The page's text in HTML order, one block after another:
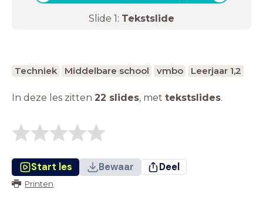
Slide 1: Tekstslide
Techniek Middelbare school vmbo Leerjaar 1,2
In deze les zitten 22 slides, met tekstslides.
Start les Bewaar Deel
Printen